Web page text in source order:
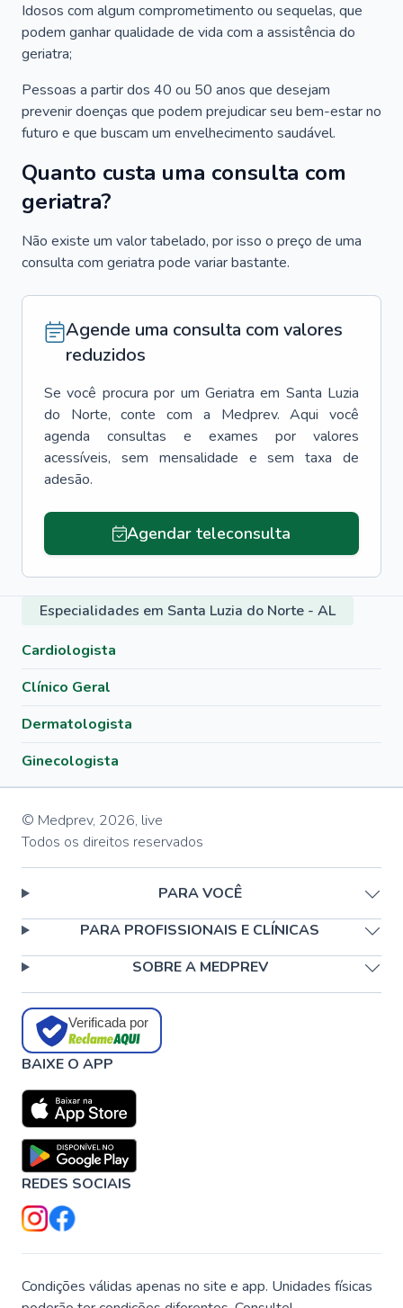
Idosos com algum comprometimento ou sequelas, que
podem ganhar qualidade de vida com a assistência do
geriatra;
Pessoas a partir dos 40 ou 50 anos que desejam
prevenir doenças que podem prejudicar seu bem-estar no
futuro e que buscam um envelhecimento saudável.
Quanto custa uma consulta com
geriatra?
Não existe um valor tabelado, por isso o preço de uma
consulta com geriatra pode variar bastante.
Agende uma consulta com valores
reduzidos
Se você procura por um Geriatra em Santa Luzia
do Norte, conte com a Medprev. Aqui você
agenda consultas e exames por valores
acessíveis, sem mensalidade e sem taxa de
adesão.
Agendar teleconsulta
Especialidades em Santa Luzia do Norte - AL
Cardiologista
Clínico Geral
Dermatologista
Ginecologista
© Medprev, 2026, live
Todos os direitos reservados
PARA VOCÊ
PARA PROFISSIONAIS E CLÍNICAS
SOBRE A MEDPREV
Verificada por
BAIXE O APP
REDES SOCIAIS
Condições válidas apenas no site e app. Unidades físicas